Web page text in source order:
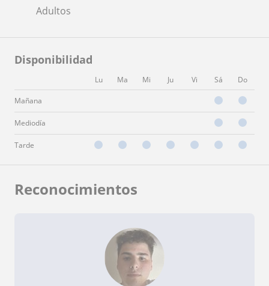
Adultos
Disponibilidad
Lu Ma Mi Ju Vi Sá Do
Mañana
Mediodía
Tarde
Reconocimientos